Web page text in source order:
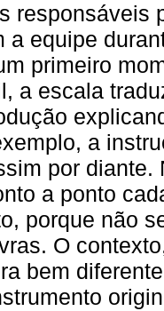
responsáveis
a equipe
primeiro
a escala
a
por
a ponto
porque não
O
bem